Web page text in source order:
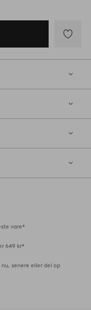
til
vare*
649 kr*
senere eller del op